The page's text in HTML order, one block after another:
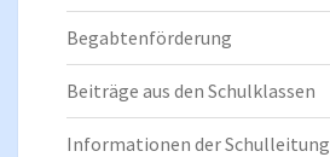
Begabtenförderung
Beiträge aus den Schulklassen
Informationen der Schulleitung